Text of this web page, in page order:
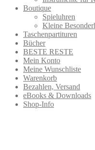
Boutique
Spieluhren
Kleine
Taschenpartituren
Bücher
BESTE RESTE
Mein Konto
Meine Wunschliste
Warenkorb
Bezahlen, Versand
eBooks & Downloads
Shop-Info